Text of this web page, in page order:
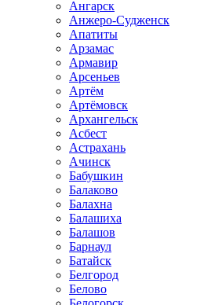
Ангарск
Анжеро-Судженск
Апатиты
Арзамас
Армавир
Арсеньев
Артём
Артёмовск
Архангельск
Асбест
Астрахань
Ачинск
Бабушкин
Балаково
Балахна
Балашиха
Балашов
Барнаул
Батайск
Белгород
Белово